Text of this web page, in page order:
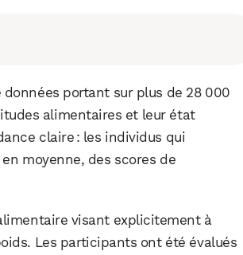
portant sur plus de 28 000
alimentaires et leur état
claire : les individus qui
moyenne, des scores de
visant explicitement à
Les participants ont été évalués